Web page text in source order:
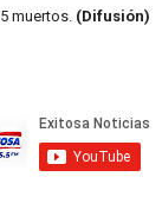
muertos. (Difusión)